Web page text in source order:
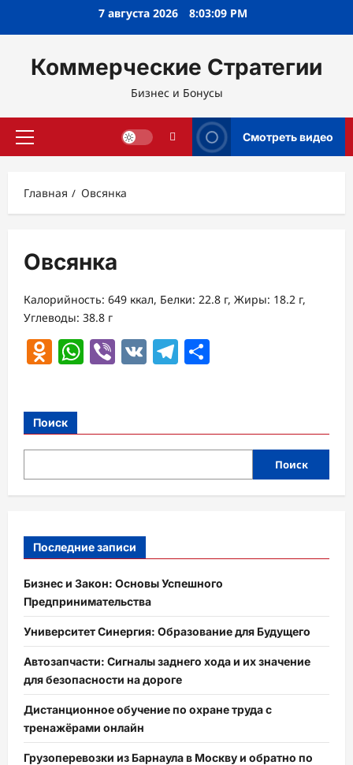
7 августа 2026 8:03:09 PM
Коммерческие Стратегии
Бизнес и Бонусы
Основное
Смотреть видео
Главная Овсянка
Овсянка
Калорийность: 649 ккал, Белки: 22.8 г, Жиры: 18.2 г,
Углеводы: 38.8 г
Odnoklassniki
WhatsApp
Viber
VK Telegram
Поиск
Поиск
Последние записи
Бизнес и Закон: Основы Успешного
Предпринимательства
Университет Синергия: Образование для Будущего
Автозапчасти: Сигналы заднего хода и их значение
для безопасности на дороге
Дистанционное обучение по охране труда с
тренажёрами онлайн
Грузоперевозки из Барнаула в Москву и обратно по